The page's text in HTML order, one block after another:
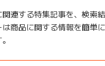
連する特集記事を、検索
商品に関する情報を簡単